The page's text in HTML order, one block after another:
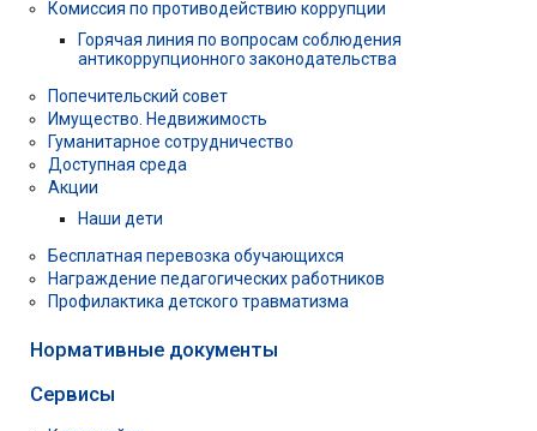
Комиссия по противодействию коррупции
Горячая линия по вопросам соблюдения
антикоррупционного законодательства
Попечительский совет
Имущество. Недвижимость
Гуманитарное сотрудничество
Доступная среда
Акции
Наши дети
Бесплатная перевозка обучающихся
Награждение педагогических работников
Профилактика детского травматизма
Нормативные документы
Сервисы